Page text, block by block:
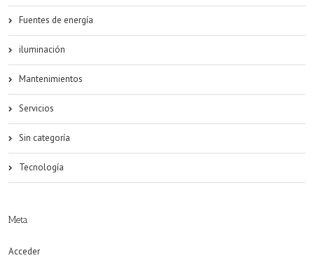
Fuentes de energía
iluminación
Mantenimientos
Servicios
Sin categoría
Tecnología
Meta
Acceder